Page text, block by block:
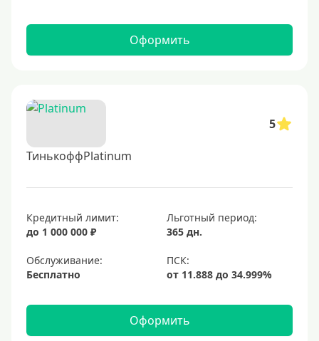
Оформить
5
ТинькоффPlatinum
Кредитный лимит:
до 1 000 000 ₽
Льготный период:
365 дн.
Обслуживание:
Бесплатно
Оформить